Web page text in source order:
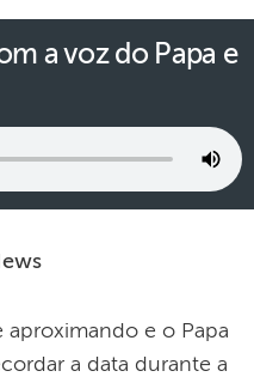
a voz do Papa e
e o Papa
a data durante a